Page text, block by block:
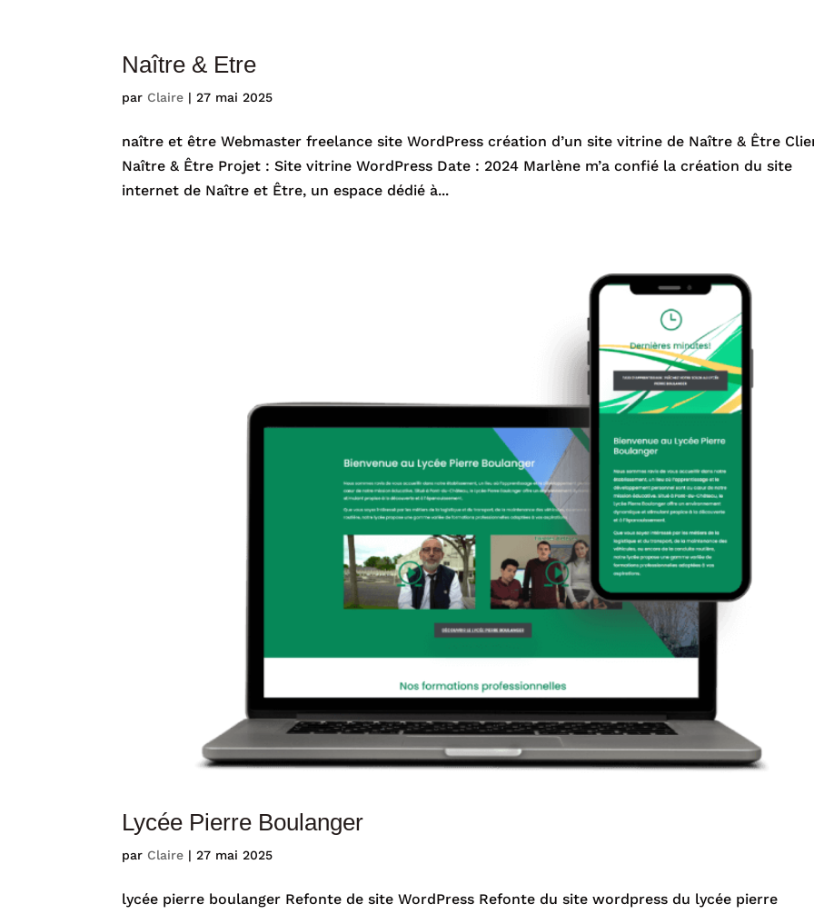
Naître & Etre
par Claire |27 mai 2025
naître et être Webmaster freelance site WordPress création d’un site vitrine de Naître & Être
Naître & Être Projet : Site vitrine WordPress Date : 2024 Marlène m’a confié la création du site
internet de Naître et Être, un espace dédié à...
Lycée Pierre Boulanger
par Claire |27 mai 2025
lycée pierre boulanger Refonte de site WordPress Refonte du site wordpress du lycée pierre